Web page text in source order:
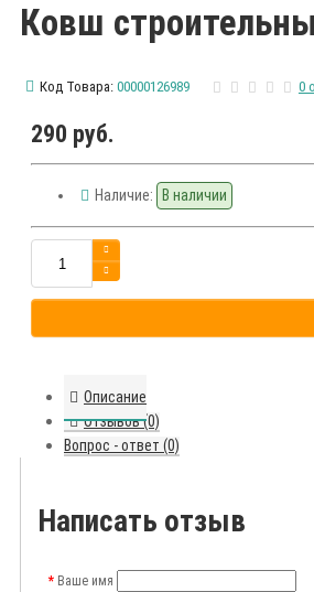
Ковш
Код Товара: 00000126989 0
290 руб.
Наличие: В наличии
Описание
Отзывов (0)
Вопрос - ответ (0)
Написать отзыв
Ваше имя